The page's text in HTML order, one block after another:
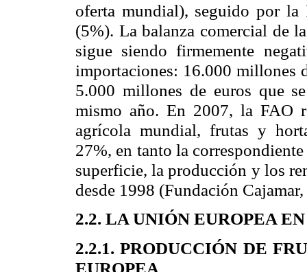
oferta mundial), seguido por la
(5%). La balanza comercial de
sigue siendo firmemente
importaciones: 16.000 millones
5.000 millones de euros que
mismo año. En 2007, la FAO
agrícola mundial, frutas y
27%, en tanto la
superficie, la producción y los
desde 1998 (Fundación
2.2. LA UNIÓN EUROPEA
2.2.1. PRODUCCIÓN DE
EUROPEA